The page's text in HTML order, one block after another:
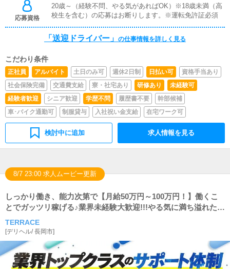
応募資格
20歳～（経験不問、やる気があればOK）※18歳未満（高
校生を含む）の応募はお断りします。※運転免許証必須
「送迎ドライバー」 の仕事情報を詳しく見る
こだわり条件
正社員 アルバイト 土日のみ可 週休2日制 日払い可
資格手当あり
社会保険完備
交通費支給 寮・社宅あり 研修あり
未経験可
経験者歓迎
シニア歓迎 学歴不問 履歴書不要
幹部候補
車･バイク通勤可
制服貸与 入社祝い金支給 在宅ワーク可
検討中に追加 求人情報を見る
8/7 23:00 求人ムービー更新
しっかり働き、能力次第で【月給50万円～100万円！】働くこ
とでガッツリ稼げる♪業界未経験大歓迎!!!やる気に満ち溢れた向
上心・野心家☆只今積極採用中☆副業も◎
TERRACE
[デリヘル/長岡市]